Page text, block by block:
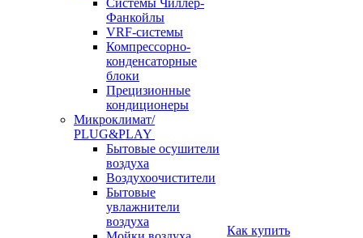
Системы Чиллер-
Фанкойлы
VRF-системы
Компрессорно-
конденсаторные
блоки
Прецизионные
кондиционеры
Микроклимат/
PLUG&PLAY
Бытовые осушители
воздуха
Воздухоочистители
Бытовые
увлажнители
воздуха
Как купить